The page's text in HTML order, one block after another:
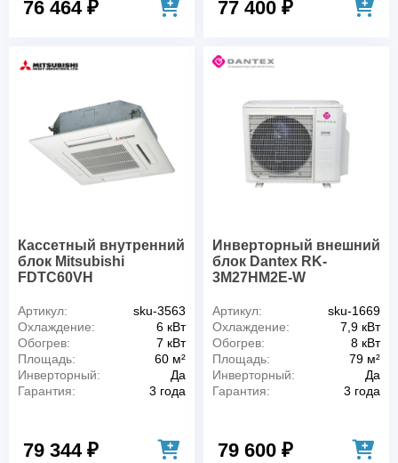
76 464 ₽ 77 400 ₽
Кассетный внутренний
блок Mitsubishi
FDTC60VH
Артикул:
sku-3563
Охлаждение:
6 кВт
Обогрев:
7 кВт
Площадь:
60 м²
Инверторный:
Да
Гарантия:
3 года
79 344 ₽
Инверторный внешний
блок Dantex RK-
3M27HM2E-W
Артикул:
sku-1669
Охлаждение:
7,9 кВт
Обогрев:
8 кВт
Площадь:
79 м²
Инверторный:
Да
Гарантия:
3 года
79 600 ₽